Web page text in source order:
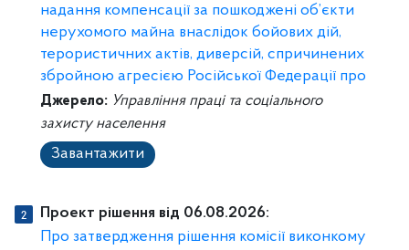
надання компенсації за пошкоджені об’єкти
нерухомого майна внаслідок бойових дій,
терористичних актів, диверсій, спричинених
збройною агресією Російської Федерації про
Джерело: Управління праці та соціального
захисту населення
Завантажити
Проект рішення від 06.08.2026:
Про затвердження рішення комісії виконкому